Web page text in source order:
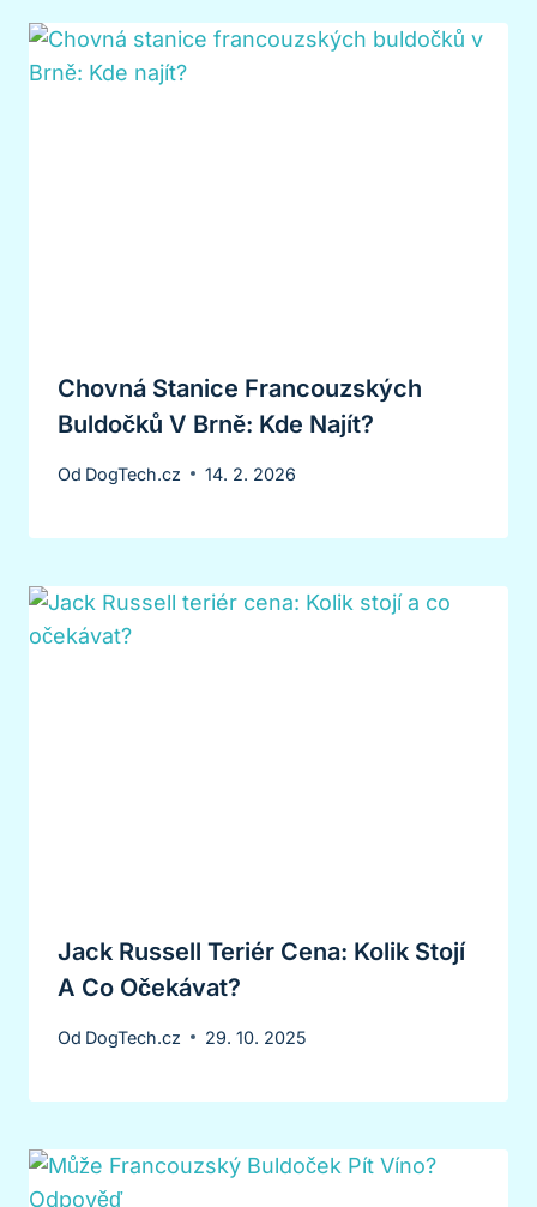
Chovná Stanice Francouzských
Buldočků V Brně: Kde Najít?
Od DogTech.cz 14. 2. 2026
Jack Russell Teriér Cena: Kolik Stojí
A Co Očekávat?
Od DogTech.cz 29. 10. 2025